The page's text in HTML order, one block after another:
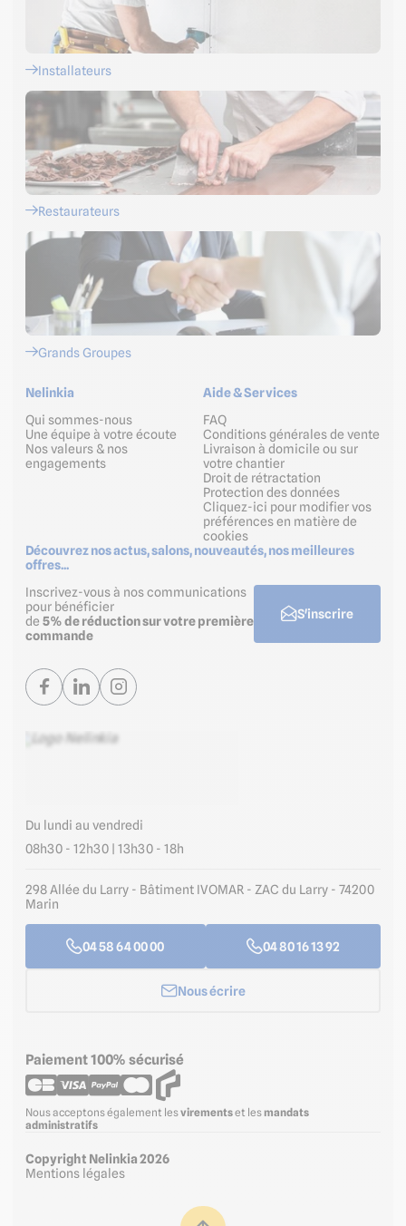
Installateurs
Restaurateurs
Grands Groupes
Du lundi au vendredi
08h30 - 12h30 | 13h30 - 18h
298 Allée du Larry - Bâtiment IVOMAR - ZAC du Larry - 74200
Marin
04 58 64 00 00 04 80 16 13 92
Nous écrire
Nelinkia
Qui sommes-nous
Une équipe à votre écoute
Nos valeurs & nos
engagements
Aide & Services
FAQ
Conditions générales de vente
Livraison à domicile ou sur
votre chantier
Droit de rétractation
Protection des données
Cliquez-ici pour modifier vos
préférences en matière de
cookies
Découvrez nos actus, salons, nouveautés, nos meilleures
offres...
Inscrivez-vous à nos communications
pour bénéficier
de 5% de réduction sur votre première
commande
S'inscrire
Paiement 100% sécurisé
Nous acceptons également lesvirementset les mandats
administratifs
Copyright Nelinkia 2026
Mentions légales